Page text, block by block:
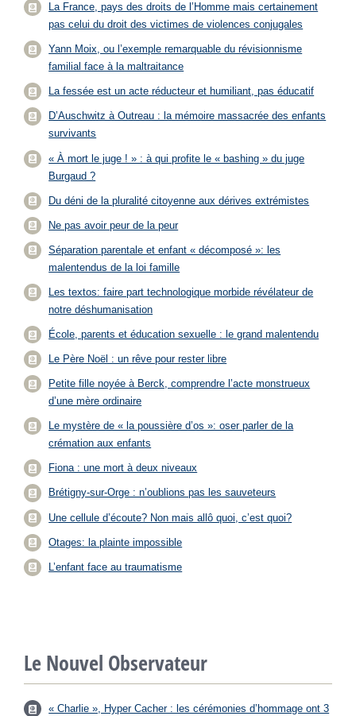
La France, pays des droits de l’Homme mais certainement
pas celui du droit des victimes de violences conjugales
Yann Moix, ou l’exemple remarquable du révisionnisme
familial face à la maltraitance
La fessée est un acte réducteur et humiliant, pas éducatif
D’Auschwitz à Outreau : la mémoire massacrée des enfants
survivants
« À mort le juge ! » : à qui profite le « bashing » du juge
Burgaud ?
Du déni de la pluralité citoyenne aux dérives extrémistes
Ne pas avoir peur de la peur
Séparation parentale et enfant « décomposé »: les
malentendus de la loi famille
Les textos: faire part technologique morbide révélateur de
notre déshumanisation
École, parents et éducation sexuelle : le grand malentendu
Le Père Noël : un rêve pour rester libre
Petite fille noyée à Berck, comprendre l’acte monstrueux
d’une mère ordinaire
Le mystère de « la poussière d’os »: oser parler de la
crémation aux enfants
Fiona : une mort à deux niveaux
Brétigny-sur-Orge : n’oublions pas les sauveteurs
Une cellule d’écoute? Non mais allô quoi, c’est quoi?
Otages: la plainte impossible
L’enfant face au traumatisme
Le Nouvel Observateur
« Charlie », Hyper Cacher : les cérémonies d’hommage ont 3